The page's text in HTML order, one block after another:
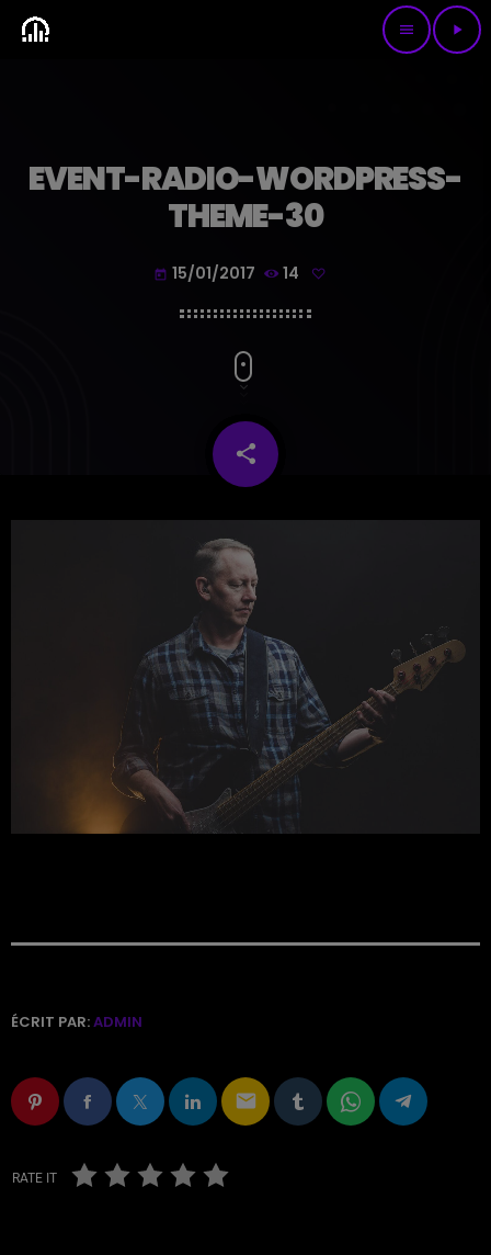
menu play_arrow
EVENT-RADIO-WORDPRESS-
THEME-30
today 15/01/2017 14
share
email
ÉCRIT PAR:ADMIN
email
RATE IT